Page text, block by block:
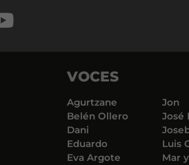
VOCES
Agurtzane
Belén Ollero
Dani
Eduardo
Eva Argote
Jon
José
Luis
Mar